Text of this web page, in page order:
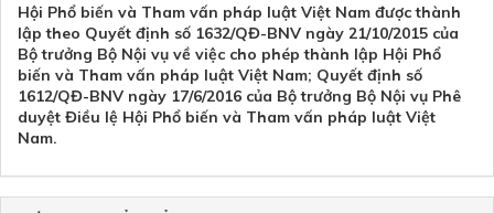
Hội Phổ biến và Tham vấn pháp luật Việt Nam được thành
lập theo Quyết định số 1632/QĐ-BNV ngày 21/10/2015 của
Bộ trưởng Bộ Nội vụ về việc cho phép thành lập Hội Phổ
biến và Tham vấn pháp luật Việt Nam; Quyết định số
1612/QĐ-BNV ngày 17/6/2016 của Bộ trưởng Bộ Nội vụ Phê
duyệt Điều lệ Hội Phổ biến và Tham vấn pháp luật Việt
Nam.